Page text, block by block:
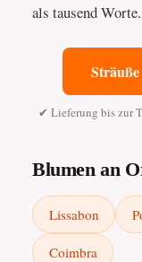
als tausend Worte.
✔ Lieferung bis zur
Blumen an
Lissabon
Coimbra